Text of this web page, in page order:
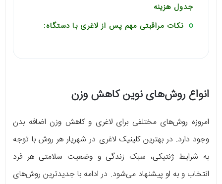
جدول هزینه
نکات مراقبتی مهم پس از لاغری با دستگاه:
انواع روش‌های نوین کاهش وزن
امروزه روش‌های مختلفی برای لاغری و کاهش وزن اضافه بدن
وجود دارد. در بهترین کلینیک لاغری در شهریار هر روش با توجه
به شرایط ژنتیکی، سبک زندگی و وضعیت سلامتی هر فرد
انتخاب و به او پیشنهاد می‌شود. در ادامه با جدیدترین روش‌های